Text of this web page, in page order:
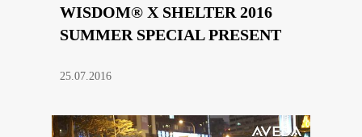
WISDOM® X SHELTER 2016
SUMMER SPECIAL PRESENT
25.07.2016